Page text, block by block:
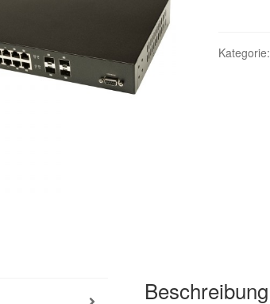
Kategorie:
Beschreibung